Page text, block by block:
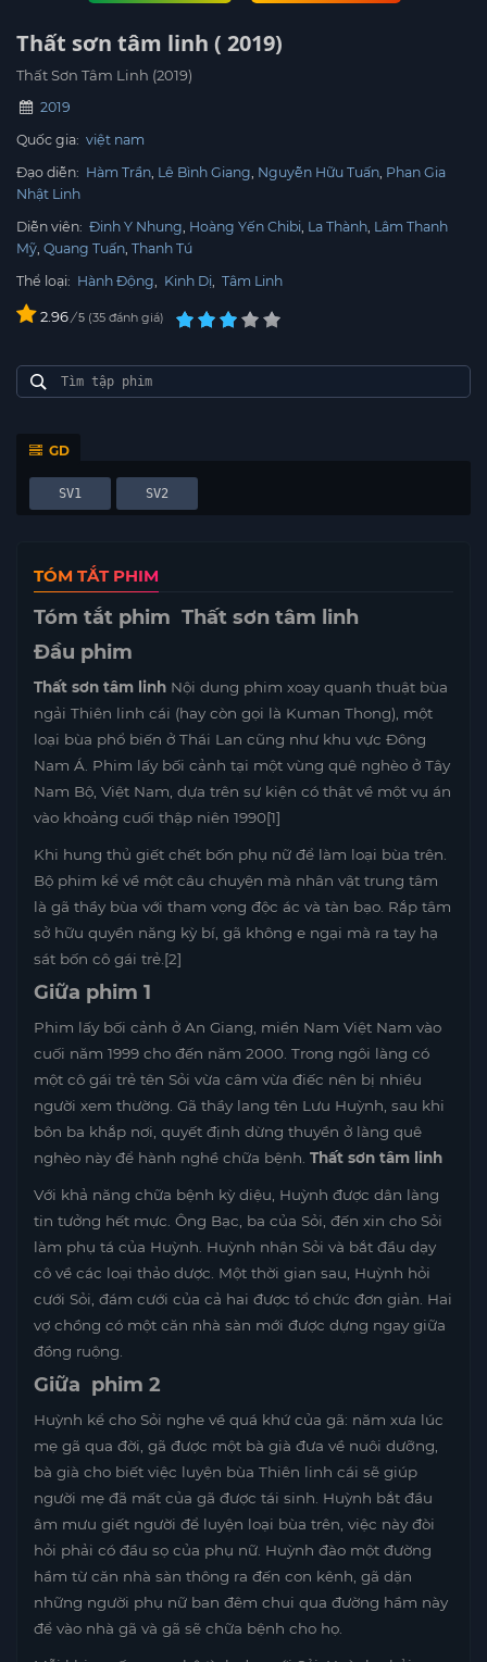
Thất sơn tâm linh ( 2019)
Thất Sơn Tâm Linh (2019)
2019
Quốc gia: việt nam
Đạo diễn: Hàm Trần Lê Bình Giang Nguyễn Hữu Tuấn Phan Gia
Nhật Linh
Diễn viên: Đinh Y Nhung Hoàng Yến Chibi La Thành Lâm Thanh
Mỹ Quang Tuấn Thanh Tú
Thể loại: Hành Động, Kinh Dị, Tâm Linh
2.96/ 5 35 đánh giá
GD
SV1 SV2
TÓM TẮT PHIM
Tóm tắt phim Thất sơn tâm linh
Đầu phim
Thất sơn tâm linh Nội dung phim xoay quanh thuật bùa
ngải Thiên linh cái (hay còn gọi là Kuman Thong), một
loại bùa phổ biến ở Thái Lan cũng như khu vực Đông
Nam Á. Phim lấy bối cảnh tại một vùng quê nghèo ở Tây
Nam Bộ, Việt Nam, dựa trên sự kiện có thật về một vụ án
vào khoảng cuối thập niên 1990[1]
Khi hung thủ giết chết bốn phụ nữ để làm loại bùa trên.
Bộ phim kể về một câu chuyện mà nhân vật trung tâm
là gã thầy bùa với tham vọng độc ác và tàn bạo. Rắp tâm
sở hữu quyền năng kỳ bí, gã không e ngại mà ra tay hạ
sát bốn cô gái trẻ.[2]
Giữa phim 1
Phim lấy bối cảnh ở An Giang, miền Nam Việt Nam vào
cuối năm 1999 cho đến năm 2000. Trong ngôi làng có
một cô gái trẻ tên Sỏi vừa câm vừa điếc nên bị nhiều
người xem thường. Gã thầy lang tên Lưu Huỳnh, sau khi
bôn ba khắp nơi, quyết định dừng thuyền ở làng quê
nghèo này để hành nghề chữa bệnh. Thất sơn tâm linh
Với khả năng chữa bệnh kỳ diệu, Huỳnh được dân làng
tin tưởng hết mực. Ông Bạc, ba của Sỏi, đến xin cho Sỏi
làm phụ tá của Huỳnh. Huỳnh nhận Sỏi và bắt đầu dạy
cô về các loại thảo dược. Một thời gian sau, Huỳnh hỏi
cưới Sỏi, đám cưới của cả hai được tổ chức đơn giản. Hai
vợ chồng có một căn nhà sàn mới được dựng ngay giữa
đồng ruộng.
Giữa phim 2
Huỳnh kể cho Sỏi nghe về quá khứ của gã: năm xưa lúc
mẹ gã qua đời, gã được một bà già đưa về nuôi dưỡng,
bà già cho biết việc luyện bùa Thiên linh cái sẽ giúp
người mẹ đã mất của gã được tái sinh. Huỳnh bắt đầu
âm mưu giết người để luyện loại bùa trên, việc này đòi
hỏi phải có đầu sọ của phụ nữ. Huỳnh đào một đường
hầm từ căn nhà sàn thông ra đến con kênh, gã dặn
những người phụ nữ ban đêm chui qua đường hầm này
để vào nhà gã và gã sẽ chữa bệnh cho họ.